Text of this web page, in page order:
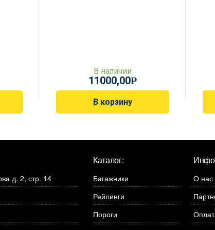
В наличии
11000,00Р
В корзину
д. 2, стр. 14
Каталог:
Багажники
Рейлинги
Пороги
О нас